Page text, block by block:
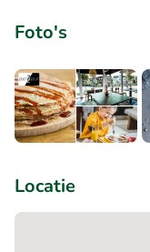
Foto's
Locatie